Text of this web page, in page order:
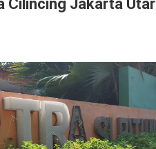
Cilincing Jakarta